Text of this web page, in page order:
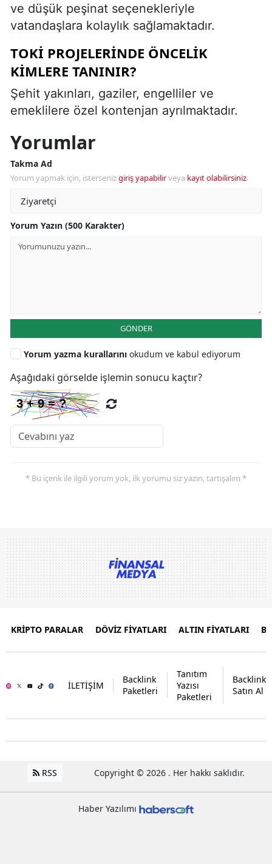
ve düşük peşinat seçenekleriyle
vatandaşlara kolaylık sağlamaktadır.
TOKİ PROJELERINDE ÖNCELIK
KIMLERE TANINIR?
Şehit yakınları, gaziler, engelliler ve
emeklilere özel kontenjan ayrılmaktadır.
Yorumlar
Takma Ad
Yorum yapmak için, istersenizgiriş yapabilirveya kayıt olabilirsiniz.
Yorum Yazın (500 Karakter)
GÖNDER
Yorum yazma kurallarını okudum ve kabul ediyorum
Aşağıdaki görselde işlemin sonucu kaçtır?
* Bu içerik ile ilgili yorum yok, ilk yorumu siz yazın, tartışalım *
KRİPTO PARALAR DÖVİZ FİYATLARI ALTIN FİYATLARI
İLETİŞİM
Backlink
Paketleri
Tanıtım
Yazısı
Paketleri
Backlink
Satın Al
RSS Copyright © 2026 . Her hakkı saklıdır.
Haber Yazılımı